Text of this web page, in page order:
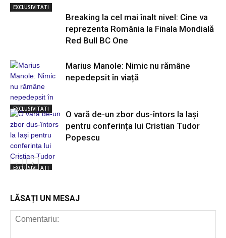
EXCLUSIVITATI
Breaking la cel mai înalt nivel: Cine va
reprezenta România la Finala Mondială
Red Bull BC One
EXCLUSIVITATI
Marius Manole: Nimic nu rămâne
nepedepsit în viață
EXCLUSIVITATI
O vară de-un zbor dus-întors la Iași
pentru conferința lui Cristian Tudor
Popescu
LĂSAȚI UN MESAJ